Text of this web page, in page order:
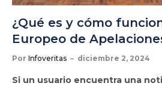
¿Qué es y cómo
Europeo de
Por Infoveritas diciembre 2, 2024
Si un usuario encuentra una